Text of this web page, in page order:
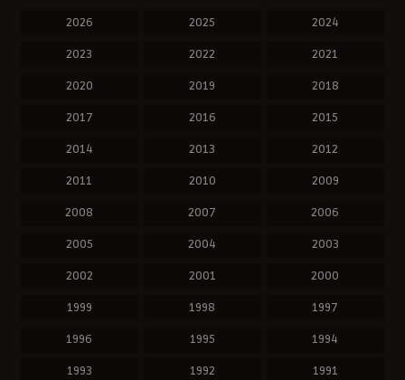
2026 2025 2024
2023 2022 2021
2020 2019 2018
2017 2016 2015
2014 2013 2012
2011 2010 2009
2008 2007 2006
2005 2004 2003
2002 2001 2000
1999 1998 1997
1996 1995 1994
1993 1992 1991